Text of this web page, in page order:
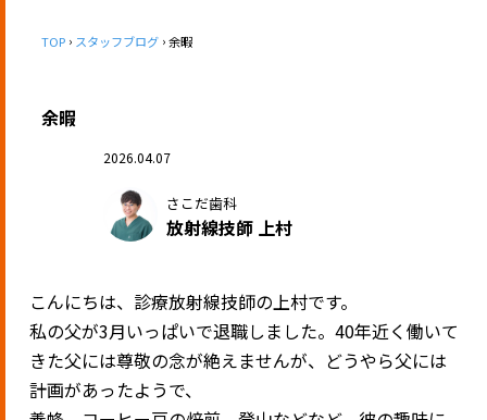
TOP スタッフブログ 余暇
余暇
2026.04.07
さこだ歯科
放射線技師 上村
こんにちは、診療放射線技師の上村です。
私の父が3月いっぱいで退職しました。40年近く働いて
きた父には尊敬の念が絶えませんが、どうやら父には
計画があったようで、